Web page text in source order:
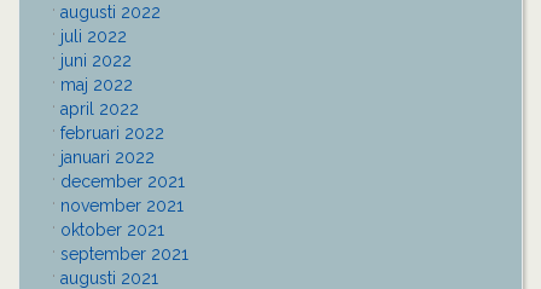
augusti 2022
juli 2022
juni 2022
maj 2022
april 2022
februari 2022
januari 2022
december 2021
november 2021
oktober 2021
september 2021
augusti 2021